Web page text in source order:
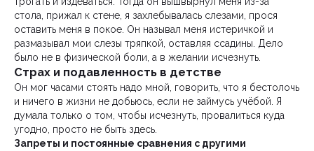
стола, прижал к стене, я захлебывалась слезами, прося
оставить меня в покое. Он называл меня истеричкой и
размазывал мои слезы тряпкой, оставляя ссадины. Дело
было не в физической боли, а в желании исчезнуть.
Страх и подавленность в детстве
Он мог часами стоять надо мной, говорить, что я бестолочь
и ничего в жизни не добьюсь, если не займусь учёбой. Я
думала только о том, чтобы исчезнуть, провалиться куда
угодно, просто не быть здесь.
Запреты и постоянные сравнения с другими